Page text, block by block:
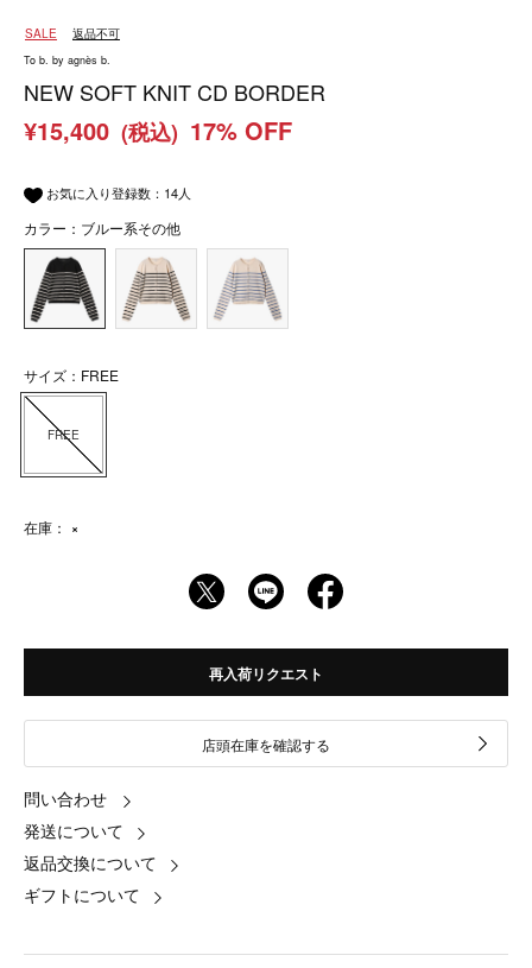
SALE 返品不可
To b. by agnès b.
NEW SOFT KNIT CD BORDER
¥15,400 (税込) 17% OFF
お気に入り登録数： 14人
カラー：ブルー系その他
サイズ：FREE
FREE
在庫： ×
再入荷リクエスト
店頭在庫を確認する
問い合わせ
発送について
返品交換について
ギフトについて